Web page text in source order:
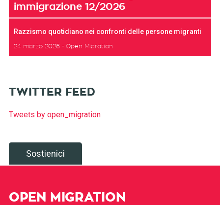
immigrazione 12/2026
Razzismo quotidiano nei confronti delle persone migranti
24 marzo 2026 Open Migration
TWITTER FEED
Tweets by open_migration
Sostienici
OPEN MIGRATION